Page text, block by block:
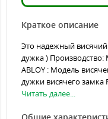
Краткое описание
Это надежный висячий
дужка ) Производство:
ABLOY : Модель
дужки висячего замка
Читать далее...